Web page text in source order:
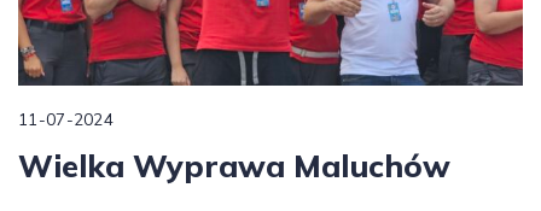
11-07-2024
Wielka Wyprawa Maluchów